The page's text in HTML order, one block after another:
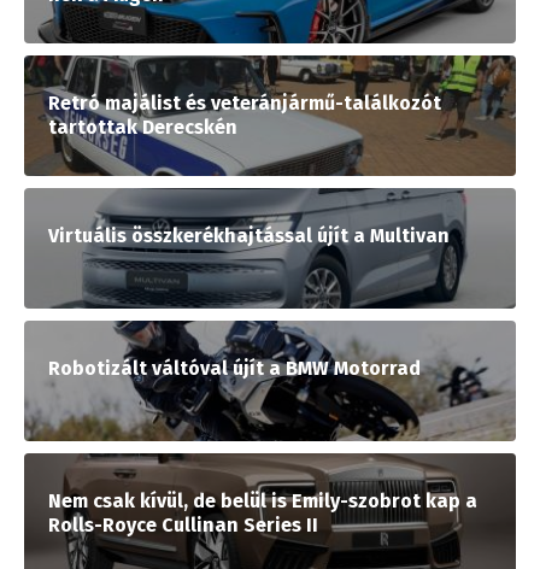
Retró majálist és veteránjármű-találkozót
tartottak Derecskén
Virtuális összkerékhajtással újít a Multivan
Robotizált váltóval újít a BMW Motorrad
Nem csak kívül, de belül is Emily-szobrot kap a
Rolls-Royce Cullinan Series II